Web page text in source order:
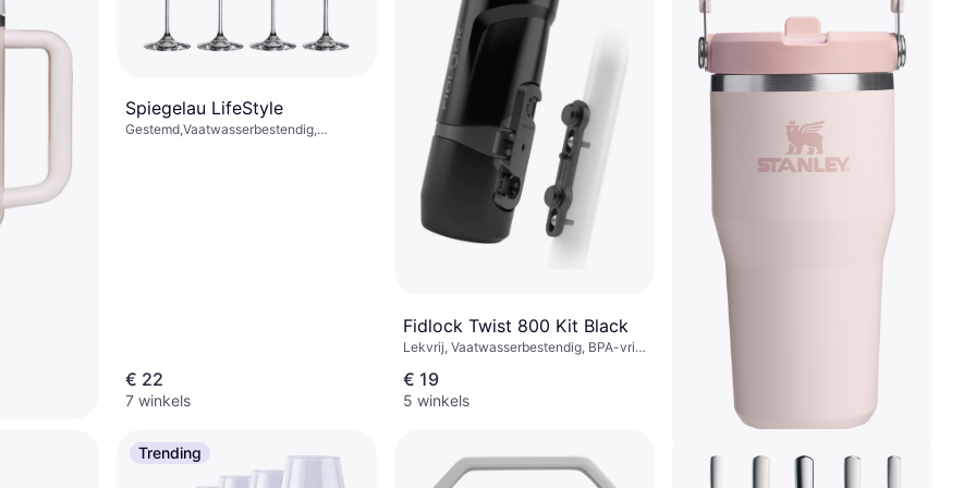
O
Liter
Spiegelau LifeStyle
Gestemd,Vaatwasserbestendig,
€ 22
7 winkels
Fidlock Twist 800 Kit Black
Lekvrij, Vaatwasserbestendig, BPA-vrij,
€ 19
5 winkels
Trending